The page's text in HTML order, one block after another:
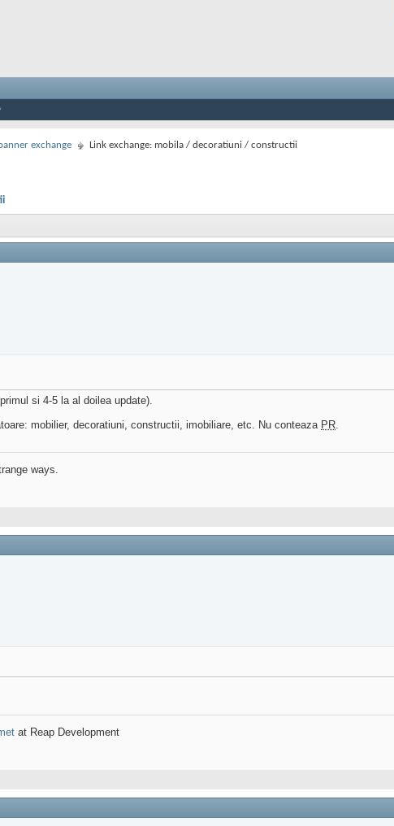
exchange Link exchange: mobila / decoratiuni / constructii
si 4-5 la al doilea update).
mobilier, decoratiuni, constructii, imobiliare, etc. Nu conteaza PR.
ways.
at Reap Development